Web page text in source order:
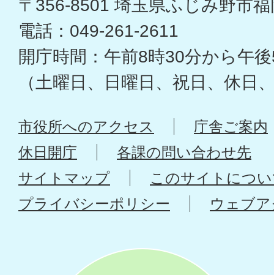
〒356-8501 埼玉県ふじみ野市
電話：049-261-2611
開庁時間：午前8時30分から午
（土曜日、日曜日、祝日、休日
市役所へのアクセス
庁舎ご案内
休日開庁
各課の問い合わせ先
サイトマップ
このサイトにつ
プライバシーポリシー
ウェブ